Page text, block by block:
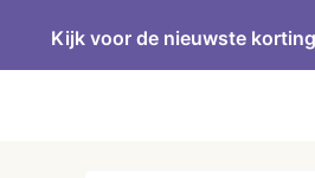
Kijk voor de nieuwste